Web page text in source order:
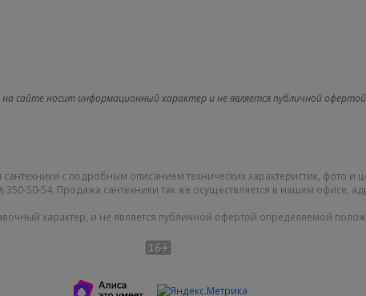
сайте носит информационный характер и не является публичной
с подробным описанием технических характеристик, фото и
50-54. Продажа сантехники так же осуществляется в нашем офисе,
характер, и не является публичной офертой определяемой